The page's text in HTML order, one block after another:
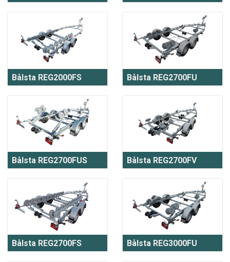
Bålsta REG2000FS Bålsta REG2700FU
Bålsta REG2700FUS Bålsta REG2700FV
Bålsta REG2700FS Bålsta REG3000FU